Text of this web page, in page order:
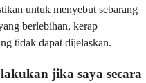
untuk menyebut sebarang
berlebihan, kerap
tidak dapat dijelaskan.
jika saya secara